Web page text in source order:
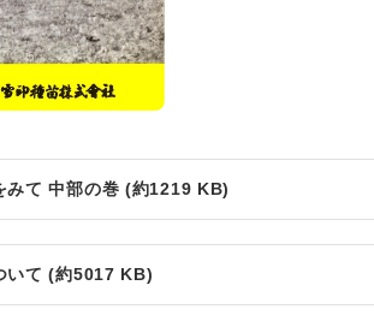
みて 中部の巻 (約1219 KB)
いて (約5017 KB)